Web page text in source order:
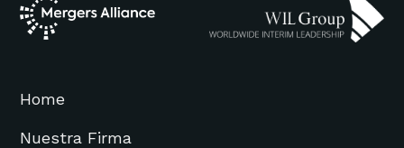
Home
Nuestra Firma